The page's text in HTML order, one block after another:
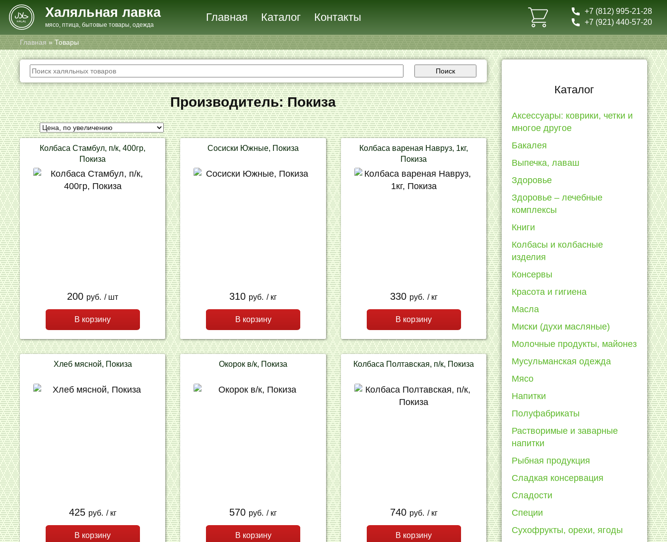
Халяльная лавка
мясо, птица, бытовые товары, одежда
Главная Каталог Контакты
+7 (812) 995-21-28
+7 (921) 440-57-20
Главная » Товары
Поиск
Производитель: Покиза
Колбаса Стамбул, п/к, 400гр,
Покиза
200 руб. / шт
В корзину
Сосиски Южные, Покиза
310 руб. / кг
В корзину
Колбаса вареная Навруз, 1кг,
Покиза
330 руб. / кг
В корзину
Хлеб мясной, Покиза
425 руб. / кг
В корзину
Окорок в/к, Покиза
570 руб. / кг
В корзину
Колбаса Полтавская, п/к, Покиза
740 руб. / кг
В корзину
Каталог
Аксессуары: коврики, четки и
многое другое
Бакалея
Выпечка, лаваш
Здоровье
Здоровье – лечебные
комплексы
Книги
Колбасы и колбасные
изделия
Консервы
Красота и гигиена
Масла
Миски (духи масляные)
Молочные продукты, майонез
Мусульманская одежда
Мясо
Напитки
Полуфабрикаты
Растворимые и заварные
напитки
Рыбная продукция
Сладкая консервация
Сладости
Специи
Сухофрукты, орехи, ягоды